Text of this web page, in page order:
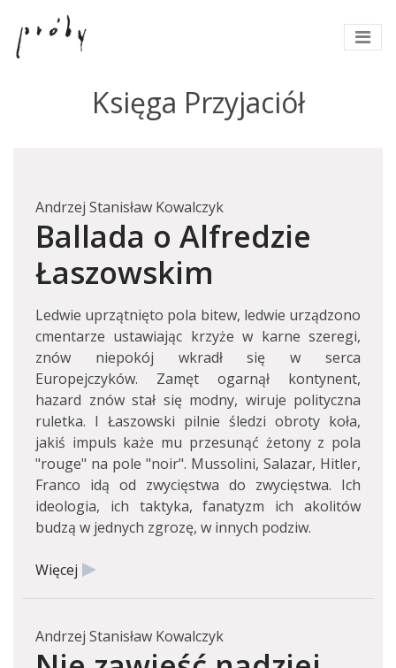
Księga Przyjaciół
Andrzej Stanisław Kowalczyk
Ballada o Alfredzie
Łaszowskim
Ledwie uprzątnięto pola bitew, ledwie urządzono
cmentarze ustawiając krzyże w karne szeregi,
znów niepokój wkradł się w serca
Europejczyków. Zamęt ogarnął kontynent,
hazard znów stał się modny, wiruje polityczna
ruletka. I Łaszowski pilnie śledzi obroty koła,
jakiś impuls każe mu przesunąć żetony z pola
"rouge" na pole "noir". Mussolini, Salazar, Hitler,
Franco idą od zwycięstwa do zwycięstwa. Ich
ideologia, ich taktyka, fanatyzm ich akolitów
budzą w jednych zgrozę, w innych podziw.
Więcej
Andrzej Stanisław Kowalczyk